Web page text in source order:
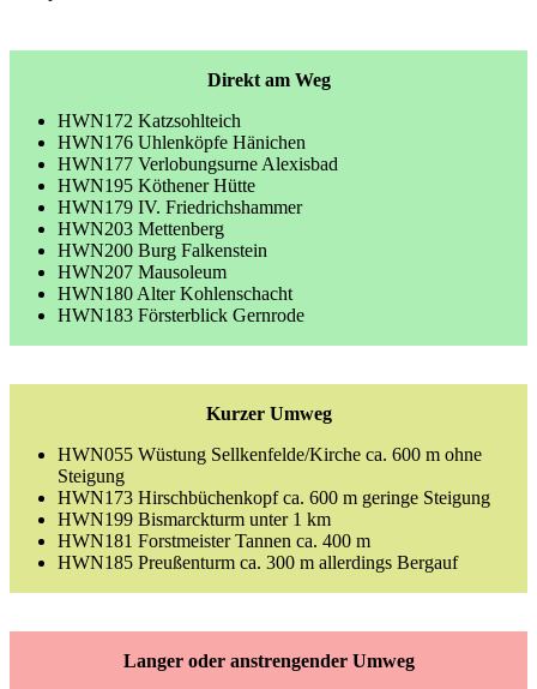
Direkt am Weg
HWN172 Katzsohlteich
HWN176 Uhlenköpfe Hänichen
HWN177 Verlobungsurne Alexisbad
HWN195 Köthener Hütte
HWN179 IV. Friedrichshammer
HWN203 Mettenberg
HWN200 Burg Falkenstein
HWN207 Mausoleum
HWN180 Alter Kohlenschacht
HWN183 Försterblick Gernrode
Kurzer Umweg
HWN055 Wüstung Sellkenfelde/Kirche ca. 600 m ohne
Steigung
HWN173 Hirschbüchenkopf ca. 600 m geringe Steigung
HWN199 Bismarckturm unter 1 km
HWN181 Forstmeister Tannen ca. 400 m
HWN185 Preußenturm ca. 300 m allerdings Bergauf
Langer oder anstrengender Umweg